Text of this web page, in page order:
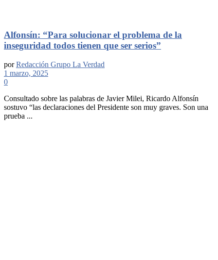
Alfonsín: “Para solucionar el problema de la
inseguridad todos tienen que ser serios”
por Redacción Grupo La Verdad
1 marzo, 2025
0
Consultado sobre las palabras de Javier Milei, Ricardo Alfonsín
sostuvo “las declaraciones del Presidente son muy graves. Son una
prueba ...